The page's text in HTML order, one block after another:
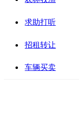
求助打听
招租转让
车辆买卖